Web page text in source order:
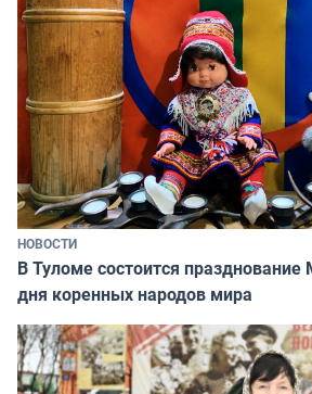
НОВОСТИ
В Туломе состоится
дня коренных народов мира